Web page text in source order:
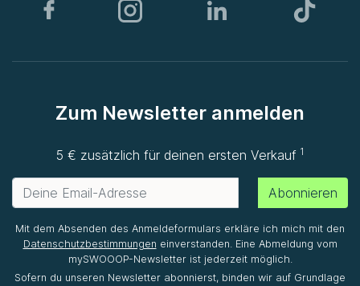
Zum Newsletter anmelden
5 € zusätzlich für deinen ersten Verkauf1
Abonnieren
Mit dem Absenden des Anmeldeformulars erkläre ich mich mit den
Datenschutzbestimmungen einverstanden. Eine Abmeldung vom
mySWOOOP-Newsletter ist jederzeit möglich.
Sofern du unseren Newsletter abonnierst, binden wir auf Grundlage